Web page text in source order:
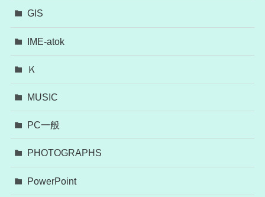
GIS
IME-atok
Ｋ
MUSIC
PC一般
PHOTOGRAPHS
PowerPoint